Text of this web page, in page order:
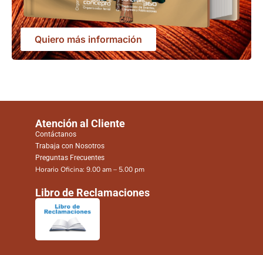
Quiero más información
Atención al Cliente
Contáctanos
Trabaja con Nosotros
Preguntas Frecuentes
Horario Oficina: 9.00 am – 5.00 pm
Libro de Reclamaciones